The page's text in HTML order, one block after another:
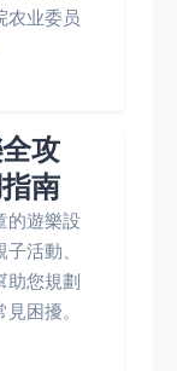
农业委员
攻
南
的遊樂設
活動、
助您規劃
困擾。